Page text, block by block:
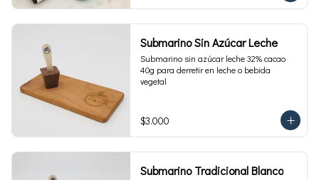
Submarino Sin Azúcar Leche
Submarino sin azúcar leche 32% cacao
40g para derretir en leche o bebida
vegetal
$3.000
Submarino Tradicional Blanco